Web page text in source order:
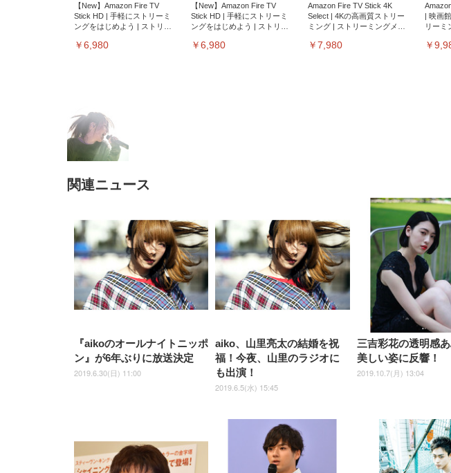
【New】Amazon Fire TV
Stick HD | 手軽にストリーミ
ングをはじめよう | ストリー
￥6,980
【New】Amazon Fire TV
Stick HD | 手軽にストリーミ
ングをはじめよう | ストリー
￥6,980
Amazon Fire TV Stick 4K
Select | 4Kの高画質ストリー
ミング | ストリーミングメデ
￥7,980
| 映画
リーミ
￥
子 テレワーク 疲れない 跳ね
上げ式アームレスト コンパク
ト 約105度ロッキング pc 事務
椅子 360度回転 座面昇降 強化
ナイロン樹脂ベース 通気性メ
ッシュ 在宅ワーク H-
WY01(黒網+黒枠+黒足)
￥5,699
／デスクチェア メッシュチェ
ア 人間工学 疲れない ブラッ
￥27,999
Sezlife オフィスチェア デスク
チェア 疲れない テレワーク
チェア 強化バックレスト 30
度ロッキング機能 人間工学 椅
子 腰サポート 90度跳ね上げ
式アームレスト 3Dヘッドレス
ト ハンガー付き 高反発クッシ
ョン PCチェア 通気性メッシ
ュ ゲーミング/勉強/事務用 お
しゃれ パソコンチェア (ブラ
ック)
￥7,680
チェア
チェア
ロッキ
腰サポ
ームレ
ハンガ
ン PC
ゲーミ
ゃれ パ
ト)
￥
EV3240X-WT | 31.5型4K
UHD・USB Type-C・ホワイ
ト
￥105,595
EV2740X-WT | 27.0型4K
UHD・USB Type-C・ホワイ
ト
￥109,572
【純正品】27"ゲーミングモ
ニター DualSense 充電フッ
ク付き（CFI-ZDM1J）
￥49,979
【整備済み
E2724HS 27
ニター フル
HD（
沢 HDMI/
スピーカー
イベル VESA
￥15,800
ーツ 薄型 レギュラー 1回使い
捨て 無香料 ホワイト 300枚
￥3,373
ーツ 厚型 ワイド 42枚x2袋(84
枚) ホワイト(吸収面:ライトブ
ルー)
￥3,234
ネオ・ルーライフ ネオ・オム
ツ L 中型犬用 26枚入り 単品
￥1,800
Smart
ック)
Smart
ペット
ワイド
販売)
￥
関連ニュース
『aikoのオールナイトニッポ
ン』が6年ぶりに放送決定
2019.6.30(日) 11:00
aiko、山里亮太の結婚を祝
福！今夜、山里のラジオに
も出演！
2019.6.5(水) 15:45
三吉彩花の透明感
美しい姿に反響！
2019.10.7(月) 13:04